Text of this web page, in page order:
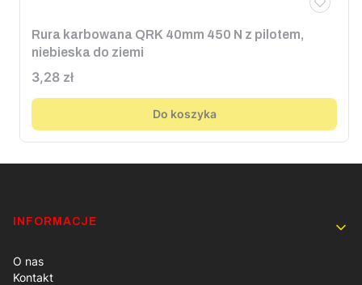
Rura karbowana QRK 40mm 450 N z pilotem,
niebieska do ziemi
Cena
3,28 zł
Do koszyka
Linki w stopce
INFORMACJE
O nas
Kontakt